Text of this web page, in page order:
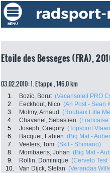
Etoile des Besseges (FRA),
03.02.2010: 1. Etappe , 146.0 km
1. Bozic, Borut (Vacansoleil PRO
2.
Eeckhout, Nico (An Post - Sean
3.
Molmy, Arnaud (Roubaix Lille
4.
Chavanel, Sebastien (Francaise
5.
Joseph, Gregory (Topsport
6.
Bacquet, Fabien (Big Mat -
7.
Veelers, Tom (Skil - Shimano)
8.
Mombaerts, Johan (Big Mat -
9.
Rollin, Dominique (Cervelo Test
10.
Van Dijck, Stefan (Verandas